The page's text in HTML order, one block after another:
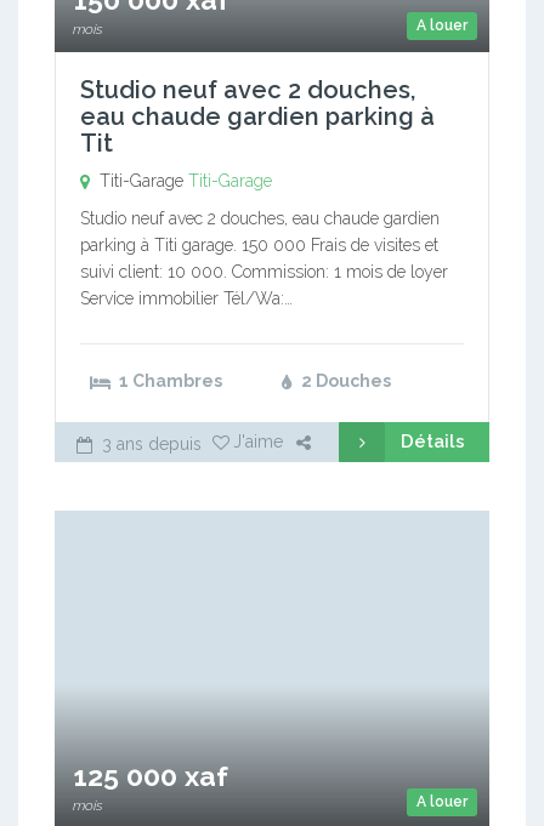
A louer
mois
Studio neuf avec 2 douches,
eau chaude gardien parking à
Tit
Titi-Garage Titi-Garage
Studio neuf avec 2 douches, eau chaude gardien
parking à Titi garage. 150 000 Frais de visites et
suivi client: 10 000. Commission: 1 mois de loyer
Service immobilier Tél/Wa:…
1 Chambres 2 Douches
3 ans depuis J'aime Détails
A louer
125 000 xaf
mois